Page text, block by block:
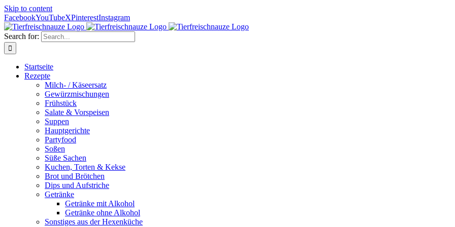
Skip to content
FacebookYouTubeXPinterestInstagram
Search for:
Startseite
Rezepte
Milch- / Käseersatz
Gewürzmischungen
Frühstück
Salate & Vorspeisen
Suppen
Hauptgerichte
Partyfood
Soßen
Süße Sachen
Kuchen, Torten & Kekse
Brot und Brötchen
Dips und Aufstriche
Getränke
Getränke mit Alkohol
Getränke ohne Alkohol
Sonstiges aus der Hexenküche